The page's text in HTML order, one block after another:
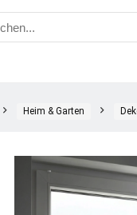
Heim & Garten